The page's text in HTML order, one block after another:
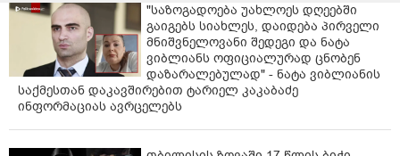
"საზოგადოება უახლოეს დღეებში
გაიგებს სიახლეს, დაიდება პირველი
მნიშვნელოვანი შედეგი და ნატა
ვიბლიანს ოფიციალურად ცნობენ
დაზარალებულად" - ნატა ვიბლიანის
საქმესთან დაკავშირებით ტარიელ კაკაბაძე
ინფორმაციას ავრცელებს